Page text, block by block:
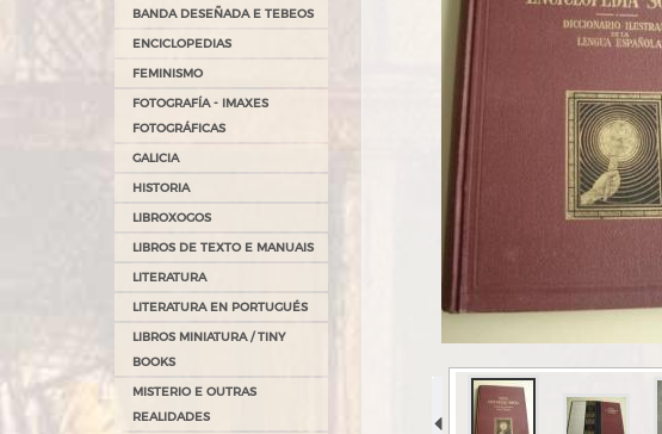
BANDA DESEÑADA E TEBEOS
ENCICLOPEDIAS
FEMINISMO
FOTOGRAFÍA - IMAXES
FOTOGRÁFICAS
GALICIA
HISTORIA
LIBROXOGOS
LIBROS DE TEXTO E MANUAIS
LITERATURA
LITERATURA EN PORTUGUÉS
LIBROS MINIATURA / TINY
BOOKS
MISTERIO E OUTRAS
REALIDADES